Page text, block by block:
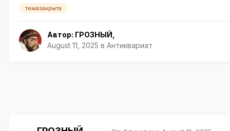
темазакрыта
Автор: ГРОЗНЫЙ
August 11, 2025 в Антиквариат